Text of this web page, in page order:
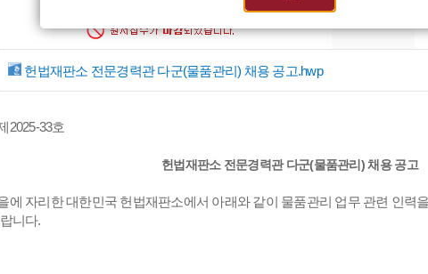
2025.10.31. 09:00 ~ 2025.11.10. 18:00
헌법재판소 전문경력관 다군(물품관리) 채용 공고.hwp
2025-33호
헌법재판소 전문경력관 다군(물품관리) 채용 공고
에 자리한 대한민국 헌법재판소에서 아래와 같이 물품관리 업무 관련 인력
니다.